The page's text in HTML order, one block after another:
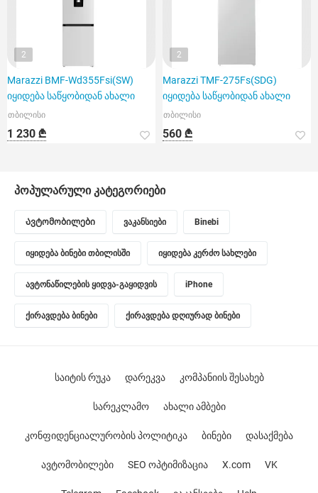
2
Marazzi BMF-Wd355Fsi(SW)
იყიდება საწყობიდან ახალი
თბილისი
1 230 ₾
2
Marazzi TMF-275Fs(SDG)
იყიდება საწყობიდან ახალი
თბილისი
560 ₾
პოპულარული კატეგორიები
Ავტომობილები ვაკანსიები Binebi
იყიდება ბინები თბილისში იყიდება კერძო სახლები
ავტონაწილების ყიდვა-გაყიდვის iPhone
ქირავდება ბინები ქირავდება დღიურად ბინები
საიტის რუკა დარეკვა კომპანიის შესახებ
სარეკლამო ახალი ამბები
კონფიდენციალურობის პოლიტიკა ბინები დასაქმება
ავტომობილები SEO ოპტიმიზაცია X.com VK